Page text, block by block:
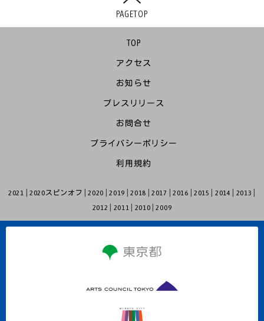
PAGETOP
TOP
アクセス
お知らせ
プレスリリース
お問合せ
プライバシーポリシー
利用規約
2021 2020スピンオフ 2020 2019 2018 2017 2016 2015 2014
2013
2012
2011 2010 2009